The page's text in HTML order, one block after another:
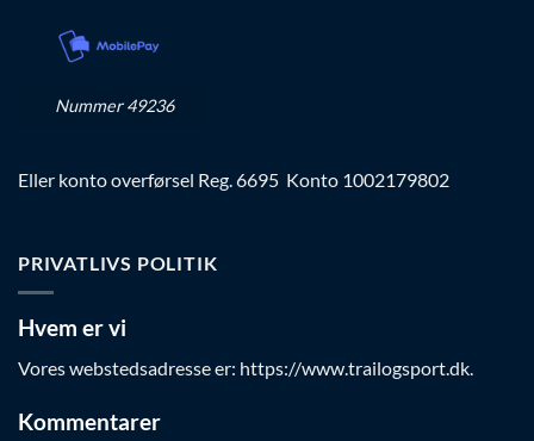
Nummer 49236
Eller konto overførsel Reg. 6695 Konto 1002179802
PRIVATLIVS POLITIK
Hvem er vi
Vores webstedsadresse er: https://www.trailogsport.dk.
Kommentarer